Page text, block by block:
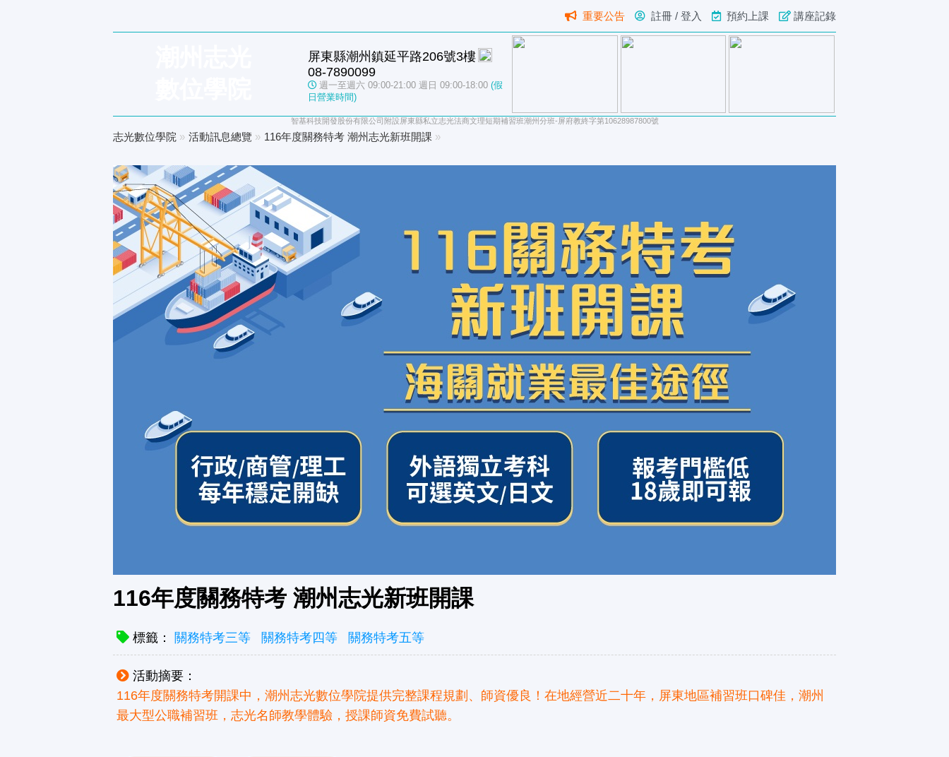
重要公告 註冊 / 登入 預約上課 講座記錄
屏東縣潮州鎮延平路206號3樓
08-7890099
週一至週六 09:00-21:00 週日 09:00-18:00 (假
日營業時間)
智基科技開發股份有限公司附設屏東縣私立志光法商文理短期補習班潮州分班-屏府教終字第10628987800號
志光數位學院 » 活動訊息總覽 » 116年度關務特考 潮州志光新班開課 »
116年度關務特考 潮州志光新班開課
標籤： 關務特考三等 關務特考四等 關務特考五等
活動摘要：
116年度關務特考開課中，潮州志光數位學院提供完整課程規劃、師資優良！在地經營近二十年，屏東地區補習班口碑佳，潮州
最大型公職補習班，志光名師教學體驗，授課師資免費試聽。